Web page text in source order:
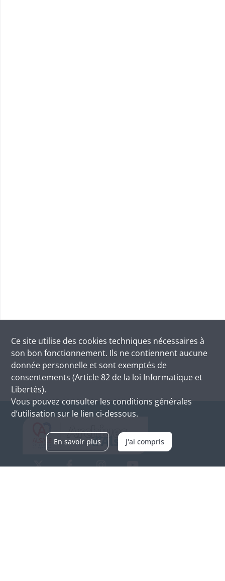
Ce site utilise des cookies techniques nécessaires à
son bon fonctionnement. Ils ne contiennent aucune
donnée personnelle et sont exemptés de
consentements (Article 82 de la loi Informatique et
Libertés).
Vous pouvez consulter les conditions générales
d’utilisation sur le lien ci-dessous.
En savoir plus J'ai compris